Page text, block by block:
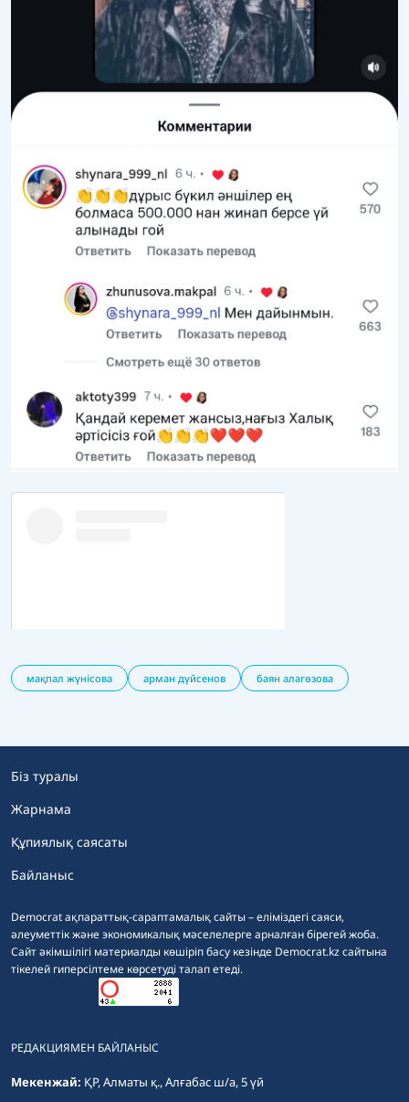
мақпал жүнісова арман дүйсенов баян алагөзова
Democrat ақпараттық-сараптамалық сайты – еліміздегі саяси,
әлеуметтік және экономикалық мәселелерге арналған бірегей жоба.
Сайт әкімшілігі материалды көшіріп басу кезінде Democrat.kz сайтына
тікелей гиперсілтеме көрсетуді талап етеді.
Біз туралы
Жарнама
Құпиялық саясаты
Байланыс
РЕДАКЦИЯМЕН БАЙЛАНЫС
Мекенжай: ҚР, Алматы қ., Алғабас ш/а, 5 үй